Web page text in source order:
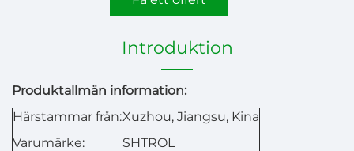
Introduktion
Produktallmän information:
Härstammar från:Xuzhou, Jiangsu, Kina
Varumärke:
SHTROL